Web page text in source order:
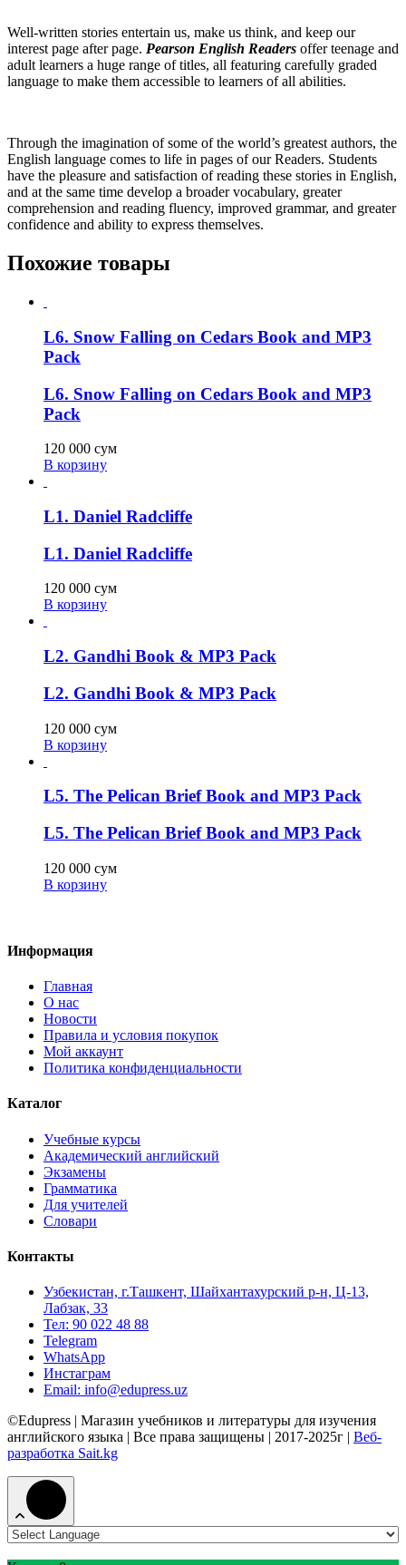
Well-written stories entertain us, make us think, and keep our
interest page after page. Pearson English Readers offer teenage and
adult learners a huge range of titles, all featuring carefully graded
language to make them accessible to learners of all abilities.
Through the imagination of some of the world’s greatest authors, the
English language comes to life in pages of our Readers. Students
have the pleasure and satisfaction of reading these stories in English,
and at the same time develop a broader vocabulary, greater
comprehension and reading fluency, improved grammar, and greater
confidence and ability to express themselves.
Похожие товары
L6. Snow Falling on Cedars Book and MP3
Pack
L6. Snow Falling on Cedars Book and MP3
Pack
120 000 сум
В корзину
L1. Daniel Radcliffe
L1. Daniel Radcliffe
120 000 сум
В корзину
L2. Gandhi Book & MP3 Pack
L2. Gandhi Book & MP3 Pack
120 000 сум
В корзину
L5. The Pelican Brief Book and MP3 Pack
L5. The Pelican Brief Book and MP3 Pack
120 000 сум
В корзину
Информация
Главная
О нас
Новости
Правила и условия покупок
Мой аккаунт
Политика конфиденциальности
Каталог
Учебные курсы
Академический английский
Экзамены
Грамматика
Для учителей
Словари
Контакты
Узбекистан, г.Ташкент, Шайхантахурский р-н, Ц-13,
Лабзак, 33
Тел: 90 022 48 88
Telegram
WhatsApp
Инстаграм
Email: info@edupress.uz
©Edupress | Магазин учебников и литературы для изучения
английского языка | Все права защищены | 2017-2025г | Веб-
разработка Sait.kg